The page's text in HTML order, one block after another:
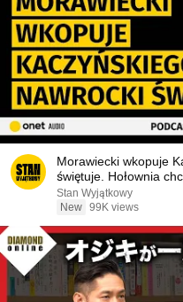
Morawiecki wkopuje
świętuje. Hołownia
Stan Wyjątkowy
New 99K views